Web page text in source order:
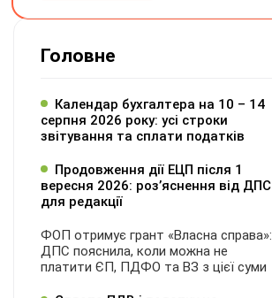
Головне
Календар бухгалтера на 10 – 14
серпня 2026 року: усі строки
звітування та сплати податків
Продовження дії ЕЦП після 1
вересня 2026: розʼяснення від ДПС
для редакції
ФОП отримує грант «Власна справа»:
ДПС пояснила, коли можна не
платити ЄП, ПДФО та ВЗ з цієї суми